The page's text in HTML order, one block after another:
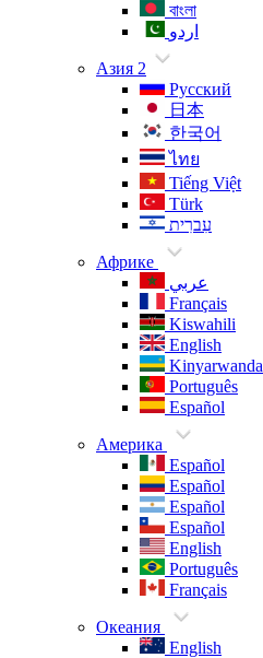
বাংলা
اردو
Азия 2
Русский
日本
한국어
ไทย
Tiếng Việt
Türk
עִברִית
Африке
عربي
Français
Kiswahili
English
Kinyarwanda
Português
Español
Америка
Español
Español
Español
Español
English
Português
Français
Океания
English